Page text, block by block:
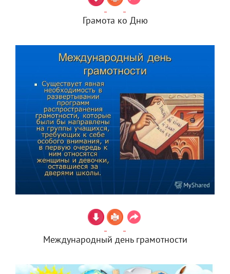
Грамота ко Дню
Международный день грамотности